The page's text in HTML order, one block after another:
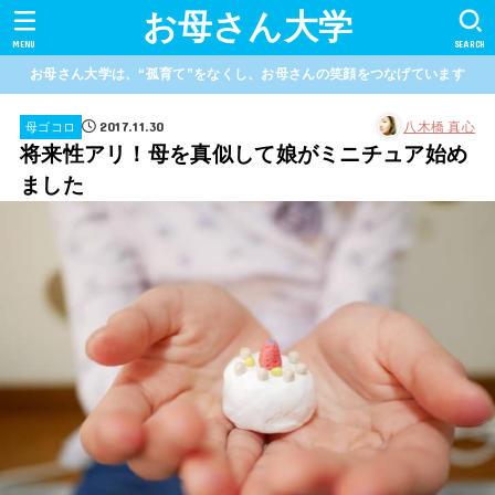
お母さん大学 SEARCH
MENU
お母さん大学は、“孤育て”をなくし、お母さんの笑顔をつなげています
母ゴコロ 2017.11.30 八木橋 真心
将来性アリ！母を真似して娘がミニチュア始め
ました